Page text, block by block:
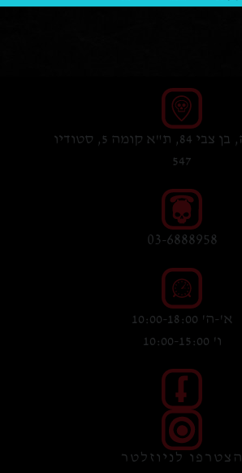
בניין פנורמה, בן צבי 84, ת"א קומה 5, סטודיו
547
03-6888958
א'-ה' 10:00-18:00
ו' 10:00-15:00
הצטרפו לניוזלטר